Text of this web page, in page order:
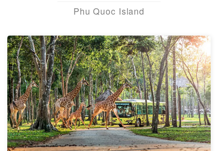
Phu Quoc Island